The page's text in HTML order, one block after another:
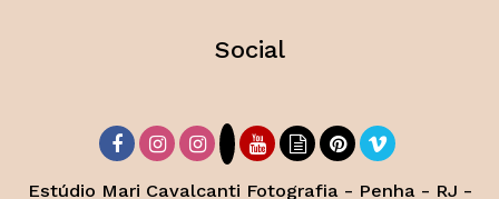
Social
Estúdio Mari Cavalcanti Fotografia - Penha - RJ -